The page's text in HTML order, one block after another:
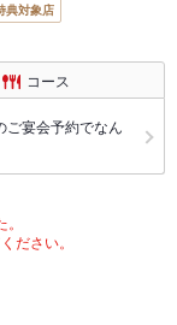
典対象店
コース
ご宴会予約でなん
ださい。